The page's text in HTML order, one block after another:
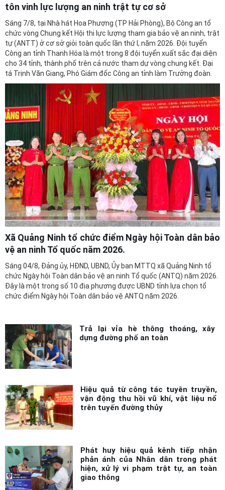
Sáng 7/8, tại Nhà hát Hoa Phượng (TP Hải Phòng), Bộ Công an tổ
chức vòng Chung kết Hội thi lực lượng tham gia bảo vệ an ninh, trật
tự (ANTT) ở cơ sở giỏi toàn quốc lần thứ I, năm 2026. Đội tuyển
Công an tỉnh Thanh Hóa là một trong 8 đội tuyển xuất sắc đại diện
cho 34 tỉnh, thành phố trên cả nước tham dự vòng chung kết. Đại
tá Trịnh Văn Giang, Phó Giám đốc Công an tỉnh làm Trưởng đoàn.
Xã Quảng Ninh tổ chức điểm Ngày hội Toàn dân bảo
vệ an ninh Tổ quốc năm 2026.
Sáng 04/8, Đảng ủy, HĐND, UBND, Ủy ban MTTQ xã Quảng Ninh tổ
chức Ngày hội Toàn dân bảo vệ an ninh Tổ quốc (ANTQ) năm 2026.
Đây là một trong số 10 địa phương được UBND tỉnh lựa chọn tổ
chức điểm Ngày hội Toàn dân bảo vệ ANTQ năm 2026.
dựng đường phố an toàn
vận động thu hồi vũ khí, vật liệu nổ
trên tuyến đường thủy
phản ánh của Nhân dân trong phát
hiện, xử lý vi phạm trật tự, an toàn
giao thông